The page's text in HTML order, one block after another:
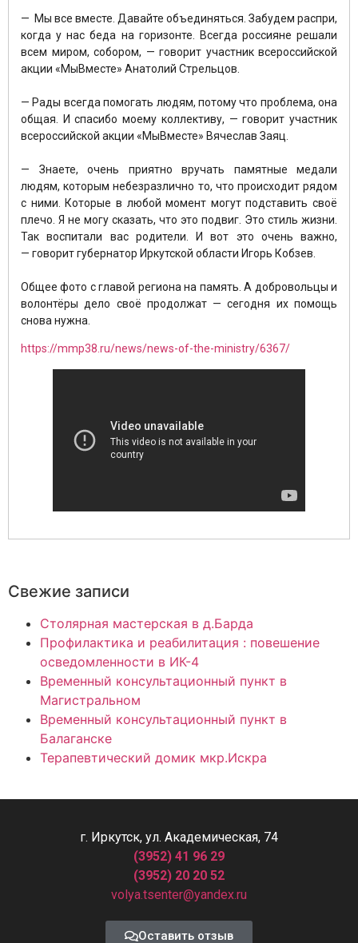
— Мы все вместе. Давайте объединяться. Забудем распри,
когда у нас беда на горизонте. Всегда россияне решали
всем миром, собором, — говорит участник всероссийской
акции «МыВместе» Анатолий Стрельцов.
— Рады всегда помогать людям, потому что проблема, она
общая. И спасибо моему коллективу, — говорит участник
всероссийской акции «МыВместе» Вячеслав Заяц.
— Знаете, очень приятно вручать памятные медали
людям, которым небезразлично то, что происходит рядом
с ними. Которые в любой момент могут подставить своё
плечо. Я не могу сказать, что это подвиг. Это стиль жизни.
Так воспитали вас родители. И вот это очень важно,
— говорит губернатор Иркутской области Игорь Кобзев.
Общее фото с главой региона на память. А добровольцы и
волонтёры дело своё продолжат — сегодня их помощь
снова нужна.
https://mmp38.ru/news/news-of-the-ministry/6367/
Свежие записи
Столярная мастерская в д.Барда
Профилактика и реабилитация : повешение
осведомленности в ИК-4
Временный консультационный пункт в
Магистральном
Временный консультационный пункт в
Балаганске
Терапевтический домик мкр.Искра
г. Иркутск, ул. Академическая, 74
(3952) 41 96 29
(3952) 20 20 52
volya.tsenter@yandex.ru
Оставить отзыв